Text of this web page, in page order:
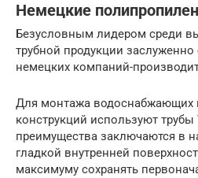
Немецкие
Безусловным лидером среди
трубной продукции
немецких компаний-
Для монтажа водоснабжающих
конструкций используют
преимущества заключаются в
гладкой внутренней
максимуму сохранять